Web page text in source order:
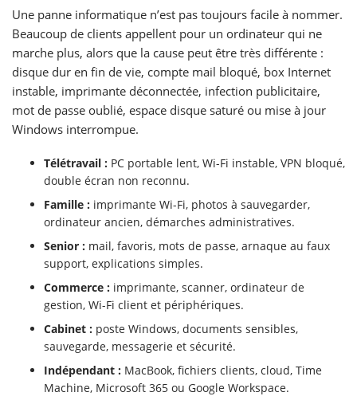
Une panne informatique n’est pas toujours facile à nommer.
Beaucoup de clients appellent pour un ordinateur qui ne
marche plus, alors que la cause peut être très différente :
disque dur en fin de vie, compte mail bloqué, box Internet
instable, imprimante déconnectée, infection publicitaire,
mot de passe oublié, espace disque saturé ou mise à jour
Windows interrompue.
Télétravail : PC portable lent, Wi-Fi instable, VPN bloqué,
double écran non reconnu.
Famille : imprimante Wi-Fi, photos à sauvegarder,
ordinateur ancien, démarches administratives.
Senior : mail, favoris, mots de passe, arnaque au faux
support, explications simples.
Commerce : imprimante, scanner, ordinateur de
gestion, Wi-Fi client et périphériques.
Cabinet : poste Windows, documents sensibles,
sauvegarde, messagerie et sécurité.
Indépendant : MacBook, fichiers clients, cloud, Time
Machine, Microsoft 365 ou Google Workspace.